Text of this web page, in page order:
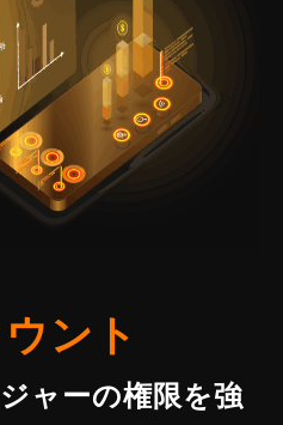
ント
ャーの権限を強